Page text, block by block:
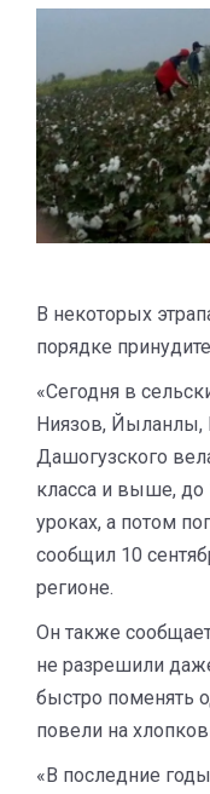
В некоторых
порядке
«Сегодня в
Ниязов, Йыланлы,
Дашогузского
класса и выше, до
уроках, а потом
сообщил 10
регионе.
Он также
не разрешили
быстро поменять
повели на
«В последние